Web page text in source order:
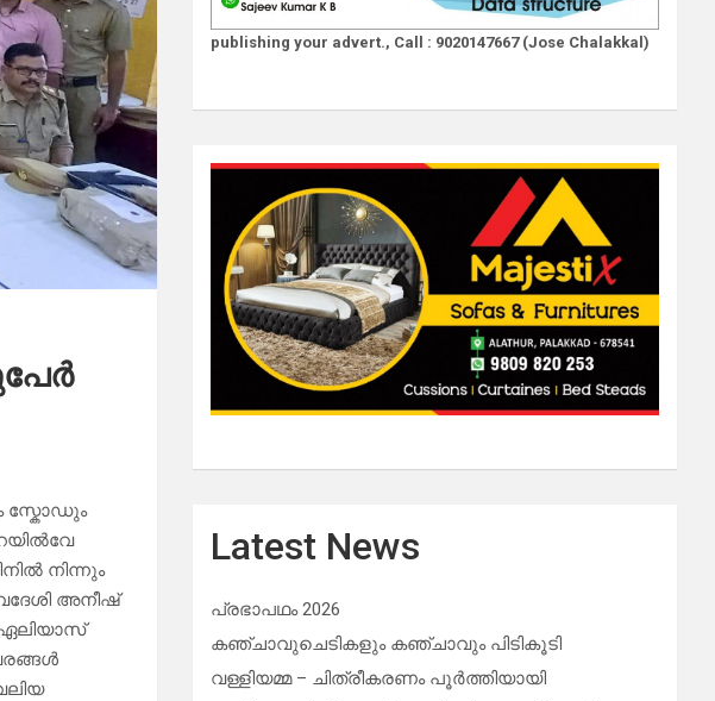
സ്കോഡും
നിന്നും
അനീഷ്
publishing your advert., Call : 9020147667 (Jose Chalakkal)
Latest News
പ്രഭാപഥം 2026
കഞ്ചാവുചെടികളും കഞ്ചാവും പിടികൂടി
വള്ളിയമ്മ – ചിത്രീകരണം പൂർത്തിയായി